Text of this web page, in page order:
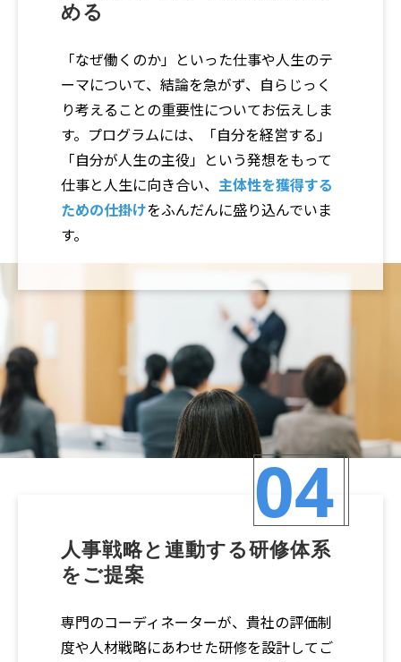
める
「なぜ働くのか」といった仕事や人生のテ
ーマについて、結論を急がず、自らじっく
り考えることの重要性についてお伝えしま
す。プログラムには、「自分を経営する」
「自分が人生の主役」という発想をもって
仕事と人生に向き合い、 主体性を獲得する
ための仕掛けをふんだんに盛り込んでいま
す。
04
人事戦略と連動する研修体系
をご提案
専門のコーディネーターが、貴社の評価制
度や人材戦略にあわせた研修を設計してご